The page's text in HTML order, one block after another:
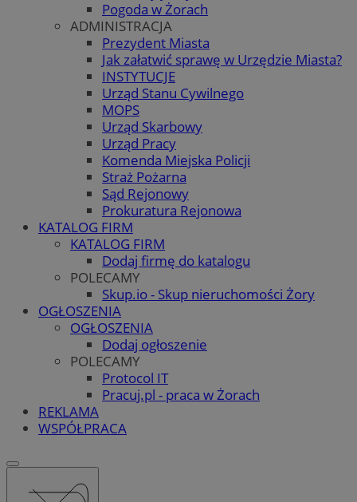
Pogoda w Żorach
ADMINISTRACJA
Prezydent Miasta
Jak załatwić sprawę w Urzędzie Miasta?
INSTYTUCJE
Urząd Stanu Cywilnego
MOPS
Urząd Skarbowy
Urząd Pracy
Komenda Miejska Policji
Straż Pożarna
Sąd Rejonowy
Prokuratura Rejonowa
KATALOG FIRM
KATALOG FIRM
Dodaj firmę do katalogu
POLECAMY
Skup.io - Skup nieruchomości Żory
OGŁOSZENIA
OGŁOSZENIA
Dodaj ogłoszenie
POLECAMY
Protocol IT
Pracuj.pl - praca w Żorach
REKLAMA
WSPÓŁPRACA